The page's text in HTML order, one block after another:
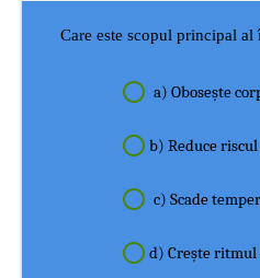
Care este scopul principal
a) Obosește
b) Reduce
c) Scade
d) Crește ritmul